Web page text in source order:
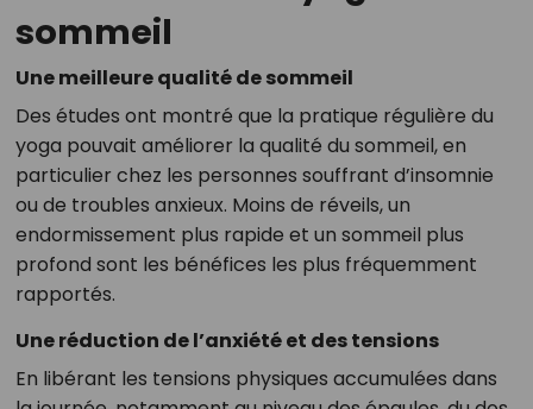
sommeil
Une meilleure qualité de sommeil
Des études ont montré que la pratique régulière du
yoga pouvait améliorer la qualité du sommeil, en
particulier chez les personnes souffrant d’insomnie
ou de troubles anxieux. Moins de réveils, un
endormissement plus rapide et un sommeil plus
profond sont les bénéfices les plus fréquemment
rapportés.
Une réduction de l’anxiété et des tensions
En libérant les tensions physiques accumulées dans